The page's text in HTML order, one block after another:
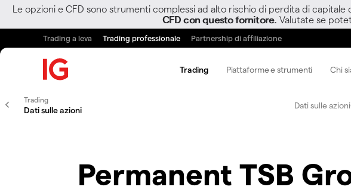
Le opzioni e CFD sono strumenti complessi ad alto rischio di perdita di capitale
CFD con questo fornitore. Valutate se
Trading a leva Trading professionale Partnership di affiliazione
Trading Piattaforme e strumenti Chi
Trading
Dati sulle azioni Dati sulle azioni
Permanent TSB